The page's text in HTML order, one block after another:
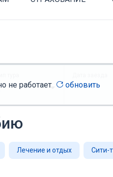
не работает обновить
Лечение и отдых Сити-